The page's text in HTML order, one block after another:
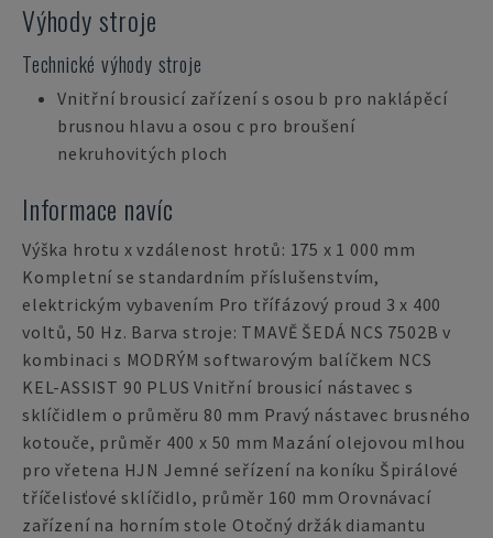
Výhody stroje
Technické výhody stroje
Vnitřní brousicí zařízení s osou b pro naklápěcí
brusnou hlavu a osou c pro broušení
nekruhovitých ploch
Informace navíc
Výška hrotu x vzdálenost hrotů: 175 x 1 000 mm
Kompletní se standardním příslušenstvím,
elektrickým vybavením Pro třífázový proud 3 x 400
voltů, 50 Hz. Barva stroje: TMAVĚ ŠEDÁ NCS 7502B v
kombinaci s MODRÝM softwarovým balíčkem NCS
KEL-ASSIST 90 PLUS Vnitřní brousicí nástavec s
sklíčidlem o průměru 80 mm Pravý nástavec brusného
kotouče, průměr 400 x 50 mm Mazání olejovou mlhou
pro vřetena HJN Jemné seřízení na koníku Špirálové
tříčelisťové sklíčidlo, průměr 160 mm Orovnávací
zařízení na horním stole Otočný držák diamantu